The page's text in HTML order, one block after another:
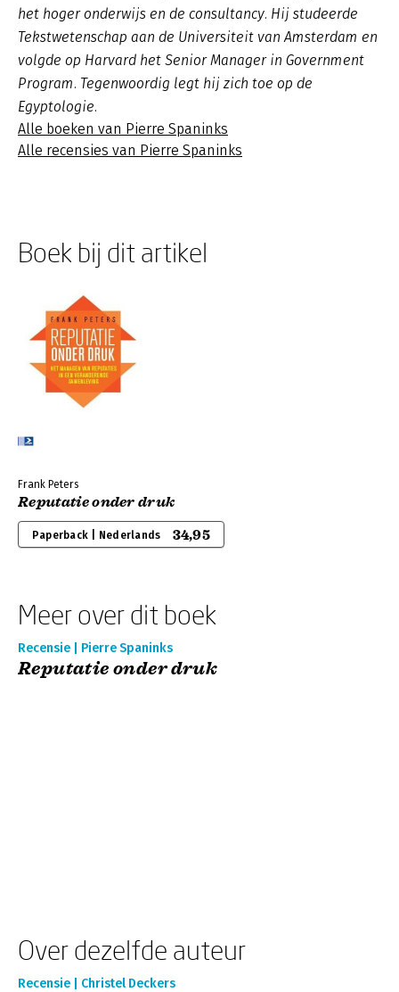
het hoger onderwijs en de consultancy. Hij studeerde
Tekstwetenschap aan de Universiteit van Amsterdam en
volgde op Harvard het Senior Manager in Government
Program. Tegenwoordig legt hij zich toe op de
Egyptologie.
Alle boeken van Pierre Spaninks
Alle recensies van Pierre Spaninks
Boek bij dit artikel
Frank Peters
Reputatie onder druk
Paperback | Nederlands 34,95
Meer over dit boek
Recensie | Pierre Spaninks
Reputatie onder druk
Over dezelfde auteur
Recensie | Christel Deckers